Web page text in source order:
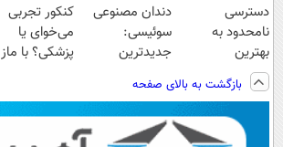
دسترسی
نامحدود به
بهترین
آموزش‌ها تا روز
کنکور
دندان مصنوعی
سوئیسی:
جدیدترین
سبک و مقاوم |
پرداخت قسطی
کنکور تجربی
می‌خوای یا
پزشکی؟ با ماز
بازگشت به بالای صفحه